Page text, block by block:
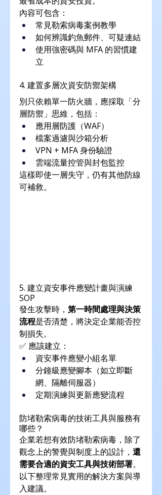
內容可包含：
常見勒索病毒案例教學
如何辨識釣魚郵件、可疑連結
使用強密碼與 MFA 的習慣建
立
4. 建置多層次資安防禦架構
別只依賴單一防火牆，應採取「分
層防禦」思維，包括：
應用層防護（WAF）
檔案過濾與沙箱分析
VPN + MFA 身份驗證
雲端流量控管與封包監控
這樣即使一層失守，仍有其他防線
可補救。
5. 建立資安事件應變計畫與演練
SOP
發生攻擊時， 第一時間處理與決策
流程是否清楚，將決定企業能否控
制損失。
✅ 應該建立：
資安事件應變小組名單
分鐘級應變腳本（如立即斷
網、隔離伺服器）
定期演練與更新應變流程
防堵勒索病毒的技術工具與服務有
哪些？
企業若想有效防堵勒索病毒，除了
觀念上的警覺與制度上的設計， 還
需要合適的資安工具與技術部署。
以下整理常見實用的解決方案與導
入建議。